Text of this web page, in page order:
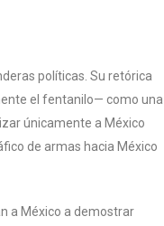
políticas. Su retórica
el fentanilo— como una
únicamente a México
de armas hacia México
a México a demostrar